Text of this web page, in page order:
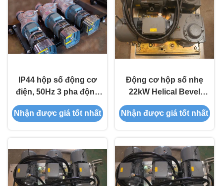
IP44 hộp số động cơ
điện, 50Hz 3 pha động
cơ truyền động AC
Nhận được giá tốt nhất
Động cơ hộp số nhẹ
22kW Helical Bevel
Nord DriveSystems
Nhận được giá tốt nhất